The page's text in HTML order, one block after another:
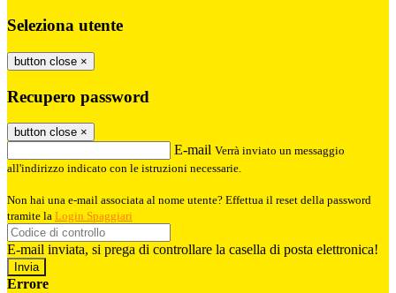
Seleziona utente
button close ×
Recupero password
button close ×
E-mail Verrà inviato un messaggio
all'indirizzo indicato con le istruzioni necessarie.
Non hai una e-mail associata al nome utente? Effettua il reset della password
tramite la Login Spaggiari
E-mail inviata, si prega di controllare la casella di posta elettronica!
Errore